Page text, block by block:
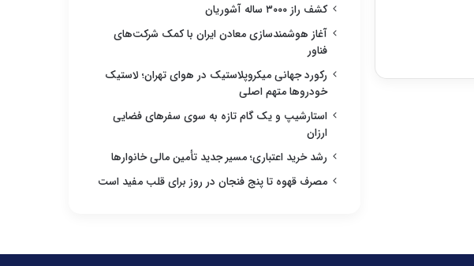
کشف راز ۳۰۰۰ ساله آشوریان
آغاز هوشمندسازی معادن ایران با کمک شرکت‌های
فناور
رکورد جهانی میکروپلاستیک در هوای تهران؛ لاستیک
خودروها متهم اصلی
استارشیپ و یک گام تازه به سوی سفرهای فضایی
ارزان
رشد خرید اعتباری؛ مسیر جدید تأمین مالی خانوارها
مصرف قهوه تا پنج فنجان در روز برای قلب مفید است